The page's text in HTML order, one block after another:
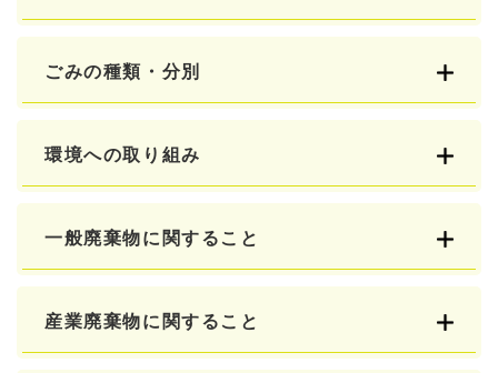
ごみの種類・分別
環境への取り組み
一般廃棄物に関すること
産業廃棄物に関すること